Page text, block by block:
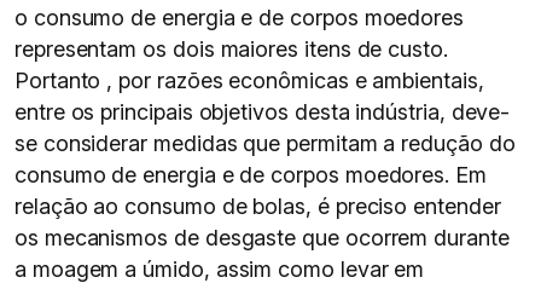
o consumo de energia e de corpos moedores
representam os dois maiores itens de custo.
Portanto , por razões econômicas e ambientais,
entre os principais objetivos desta indústria, deve-
se considerar medidas que permitam a redução do
consumo de energia e de corpos moedores. Em
relação ao consumo de bolas, é preciso entender
os mecanismos de desgaste que ocorrem durante
a moagem a úmido, assim como levar em